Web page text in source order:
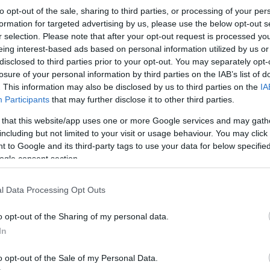
opt-out of the sale, sharing to third parties, or processing of your
for targeted advertising by us, please use the below opt-out
selection. Please note that after your opt-out request is processed
interest-based ads based on personal information utilized by us
to third parties prior to your opt-out. You may separately
of your personal information by third parties on the IAB’s list of
This information may also be disclosed by us to third parties on the
Participants that may further disclose it to other third parties.
that this website/app uses one or more Google services and may
but not limited to your visit or usage behaviour. You may
to Google and its third-party tags to use your data for below
consent section.
Data Processing Opt Outs
opt-out of the Sharing of my personal data.
opt-out of the Sale of my Personal Data.
Ελλάδα
Βάλια Κάλντα: Οδοιπορικό στον «παράδεισο» της
Πίνδου – Το μαγεμένο δάσος με τις αρκούδες και τα
πεύκα
Το όνομα του προορισμού αυτού θυμίζει μαγικό ξόρκι. Η Βάλια
Κάλντα (Ζεστή Κοιλάδα στα βλάχικα) προκαλεί τον επισκέπτη να
την...
Travel